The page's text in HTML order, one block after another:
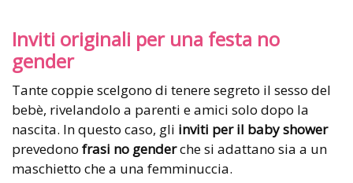
Inviti originali per una festa no
gender
Tante coppie scelgono di tenere segreto il sesso del
bebè, rivelandolo a parenti e amici solo dopo la
nascita. In questo caso, gli inviti per il baby shower
prevedono frasi no genderche si adattano sia a un
maschietto che a una femminuccia.